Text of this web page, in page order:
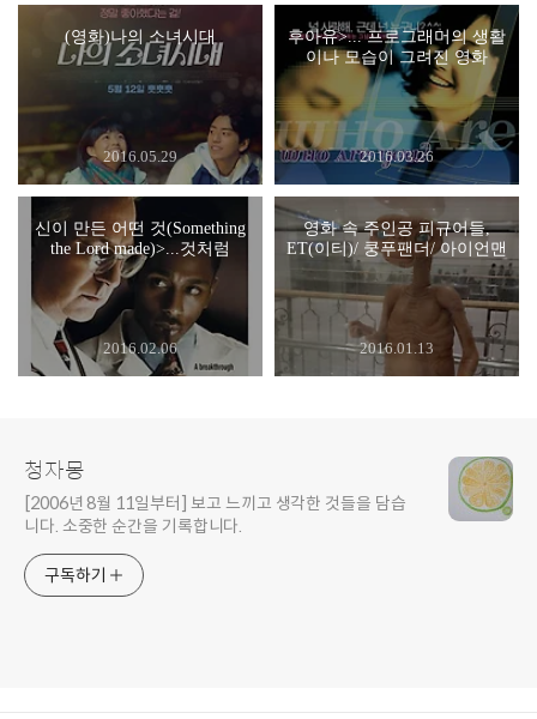
(영화)나의 소녀시대
2016.05.29
후아유>... 프로그래머의 생활
이나 모습이 그려진 영화
2016.03.26
신이 만든 어떤 것(Something
the Lord made)>...것처럼
2016.02.06
영화 속 주인공 피규어들,
ET(이티)/ 쿵푸팬더/ 아이언맨
2016.01.13
청자몽
[2006년 8월 11일부터] 보고 느끼고 생각한 것들을 담습
니다. 소중한 순간을 기록합니다.
구독하기